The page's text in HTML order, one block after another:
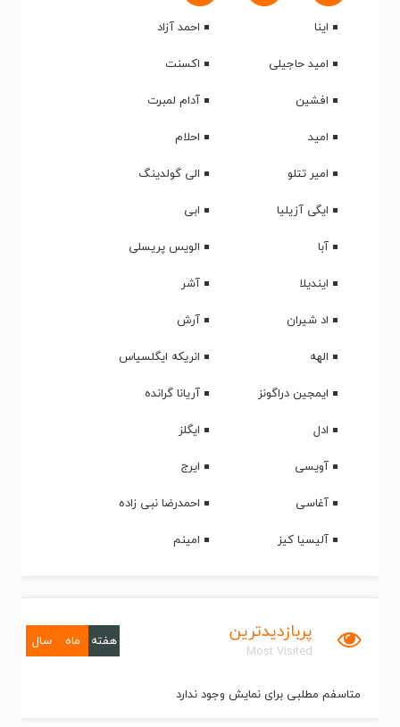
اینا
احمد آزاد
امید حاجیلی
اکسنت
افشین
آدام لمبرت
امید
احلام
امیر تتلو
الی گولدینگ
ایگی آزیلیا
ابی
آبا
الویس پریسلی
ایندیلا
آشر
اد شیران
آرش
الهه
انریکه ایگلسیاس
ایمجین دراگونز
آریانا گرانده
ادل
ایگلز
آویسی
ایرج
آغاسی
احمدرضا نبی زاده
آلیسیا کیز
امینم
پربازدیدترین
Most Visited
هفته ماه سال
متاسفم مطلبی برای نمایش وجود ندارد